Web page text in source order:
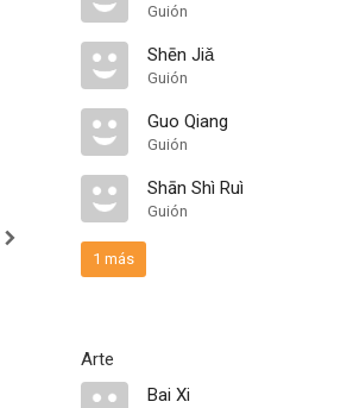
Guión
Shēn Jiǎ
Guión
Guo Qiang
Guión
Shān Shì Ruì
Guión
1 más
Arte
Bai Xi